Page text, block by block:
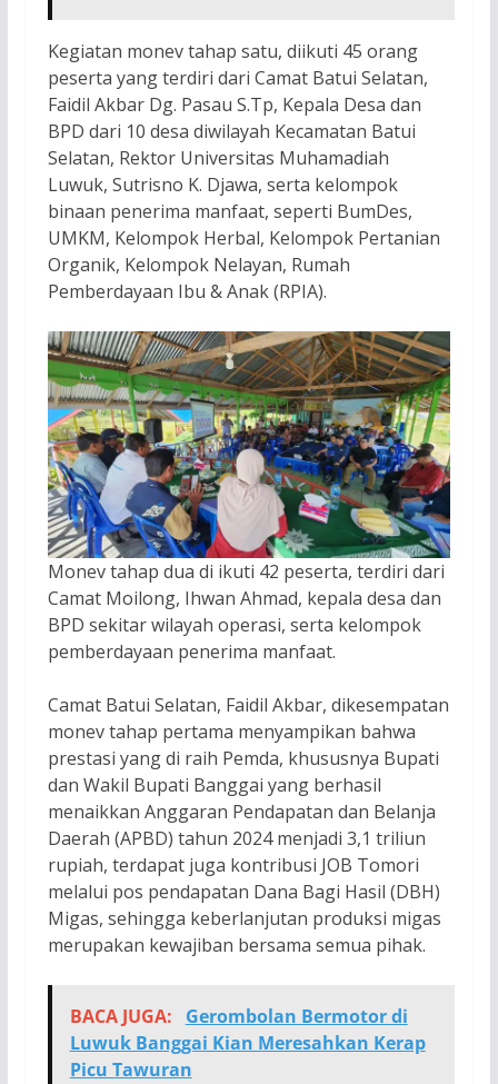
Kegiatan monev tahap satu, diikuti 45 orang
peserta yang terdiri dari Camat Batui Selatan,
Faidil Akbar Dg. Pasau S.Tp, Kepala Desa dan
BPD dari 10 desa diwilayah Kecamatan Batui
Selatan, Rektor Universitas Muhamadiah
Luwuk, Sutrisno K. Djawa, serta kelompok
binaan penerima manfaat, seperti BumDes,
UMKM, Kelompok Herbal, Kelompok Pertanian
Organik, Kelompok Nelayan, Rumah
Pemberdayaan Ibu & Anak (RPIA).
Monev tahap dua di ikuti 42 peserta, terdiri dari
Camat Moilong, Ihwan Ahmad, kepala desa dan
BPD sekitar wilayah operasi, serta kelompok
pemberdayaan penerima manfaat.
Camat Batui Selatan, Faidil Akbar, dikesempatan
monev tahap pertama menyampikan bahwa
prestasi yang di raih Pemda, khususnya Bupati
dan Wakil Bupati Banggai yang berhasil
menaikkan Anggaran Pendapatan dan Belanja
Daerah (APBD) tahun 2024 menjadi 3,1 triliun
rupiah, terdapat juga kontribusi JOB Tomori
melalui pos pendapatan Dana Bagi Hasil (DBH)
Migas, sehingga keberlanjutan produksi migas
merupakan kewajiban bersama semua pihak.
BACA JUGA:
Gerombolan Bermotor di
Luwuk Banggai Kian Meresahkan Kerap
Picu Tawuran